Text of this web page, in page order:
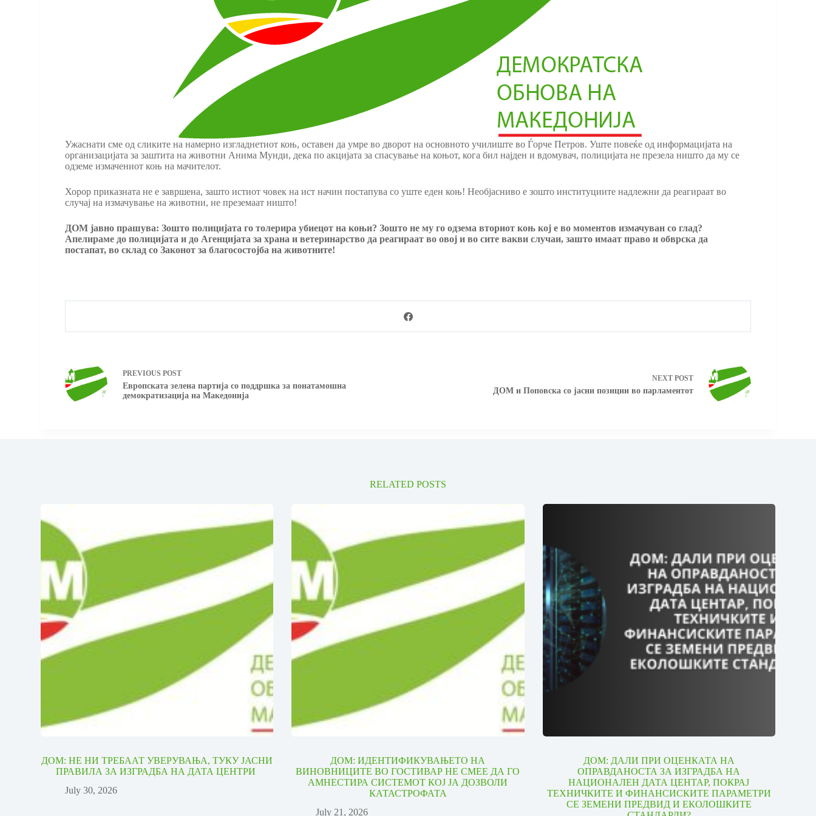
Ужаснати сме од сликите на намерно изгладнетиот коњ, оставен да умре во дворот на основното училиште во Ѓорче Петров. Уште повеќе од информацијата на
организацијата за заштита на животни Анима Мунди, дека по акцијата за спасување на коњот, кога бил најден и вдомувач, полицијата не презела ништо да му се
одземе измачениот коњ на мачителот.
Хорор приказната не е завршена, зашто истиот човек на ист начин постапува со уште еден коњ! Необјасниво е зошто институциите надлежни да реагираат во
случај на измачување на животни, не преземаат ништо!
ДОМ јавно прашува: Зошто полицијата го толерира убиецот на коњи? Зошто не му го одзема вториот коњ кој е во моментов измачуван со глад?
Апелираме до полицијата и до Агенцијата за храна и ветеринарство да реагираат во овој и во сите вакви случаи, зашто имаат право и обврска да
постапат, во склад со Законот за благосостојба на животните!
PREVIOUSPOST
Европската зелена партија со поддршка за понатамошна
демократизација на Македонија
NEXT POST
ДОМ и Поповска со јасни позиции во парламентот
RELATED POSTS
ДОМ: НЕ НИ ТРЕБААТ УВЕРУВАЊА, ТУКУ ЈАСНИ
ПРАВИЛА ЗА ИЗГРАДБА НА ДАТА ЦЕНТРИ
July 30, 2026
ДОМ: ИДЕНТИФИКУВАЊЕТО НА
ВИНОВНИЦИТЕ ВО ГОСТИВАР НЕ СМЕЕ ДА ГО
АМНЕСТИРА СИСТЕМОТ КОЈ ЈА ДОЗВОЛИ
КАТАСТРОФАТА
July 21, 2026
ДОМ: ДАЛИ ПРИ ОЦЕНКАТА НА
ОПРАВДАНОСТА ЗА ИЗГРАДБА НА
НАЦИОНАЛЕН ДАТА ЦЕНТАР, ПОКРАЈ
ТЕХНИЧКИТЕ И ФИНАНСИСКИТЕ ПАРАМЕТРИ
СЕ ЗЕМЕНИ ПРЕДВИД И ЕКОЛОШКИТЕ